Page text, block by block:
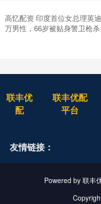
高忆配资 印度首位女总理英
万男性，66岁被贴身警卫枪杀
联丰优
配
联丰优配
平台
友情链接：
Powered by 联丰